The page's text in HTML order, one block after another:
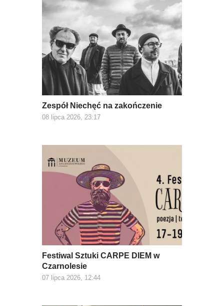
Zespół Niechęć na zakończenie
08 lipca 2026, 23:17
Festiwal Sztuki CARPE DIEM w
Czarnolesie
07 lipca 2026, 12:44